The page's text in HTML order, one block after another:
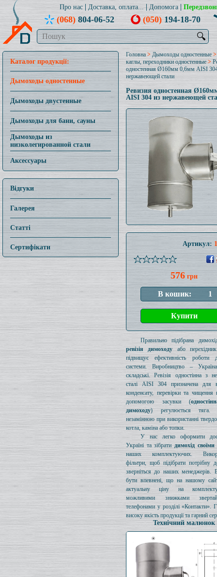
Про нас Доставка, оплата... Допомога
(068)804-06-52 (050)194-18-70
🔍
Каталог продукції:
Дымоходы одностенные
Дымоходы двустенные
Дымоходы для бани, сауны
Дымоходы из
низколегированной стали
Аксессуары
Відгуки
Галерея
Статті
Сертифікати
Головна > Дымоходы одностенные
каглы, переходники одностенные>
одностенная Ø160мм 0,6мм AISI
нержавеющей стали
Ревизия одностенная
AISI 304 из нержавеющей
Артикул:
576 грн
Правильно підібрана
ревізія димоходу або
підвищує ефективність роботи
системи. Виробництво –
складські. Ревізія одностінна з
сталі AISI 304 призначена для
конденсату, перевірки та чищення
допомогою засувки (
димоходу) регулюється
незамінною при використанні
котла, каміна або топки.
У нас легко оформити
Україні та зібрати димохід
наших комплектуючих.
фільтри, щоб підібрати потрібну
зверніться до наших менеджерів.
бути впевнені, що на нашому
актуальну ціну на
можливими знижками
телефонами у розділі «Контакти».
високу якість продукції та гарний
Технічний малюнок